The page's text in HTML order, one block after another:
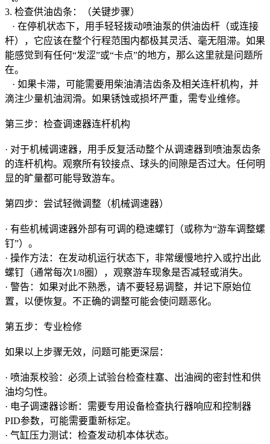
3. 检查供油齿条：（关键步骤）
· 在停机状态下，用手轻轻拨动喷油泵的供油齿杆（或连接
杆），它应该在整个行程范围内都极其灵活、毫无阻滞。如果
能感觉到有任何“发涩”或“卡点”的地方，那么这里就是问题所
在。
· 如果卡滞，可能需要用柴油清洁齿条及相关连杆机构，并
滴注少量机油润滑。如果锈蚀或损坏严重，需专业维修。
第三步：检查调速器连杆机构
· 对于机械调速器，用手反复活动整个从调速器到喷油泵齿条
的连杆机构。观察所有铰接点、球头的间隙是否过大。任何明
显的旷量都可能导致游车。
第四步：尝试轻微调整（机械调速器）
· 有些机械调速器外部有可调的稳速螺钉（或称为“游车调整螺
钉”）。
· 操作方法：在发动机运行状态下，非常缓慢地拧入或拧出此
螺钉（通常每次1/8圈），观察游车现象是否减轻或消失。
· 警告：如果对此不熟悉，请不要轻易调整，并记下原始位
置，以便恢复。不正确的调整可能会使问题恶化。
第五步：专业检修
如果以上步骤无效，问题可能更深层：
· 喷油泵校验：必须上试验台检查柱塞、出油阀的密封性和供
油均匀性。
· 电子调速器诊断：需要专用设备检查执行器响应和控制器
PID参数，可能需要重新标定。
· 气缸压力测试：检查发动机本体状态。